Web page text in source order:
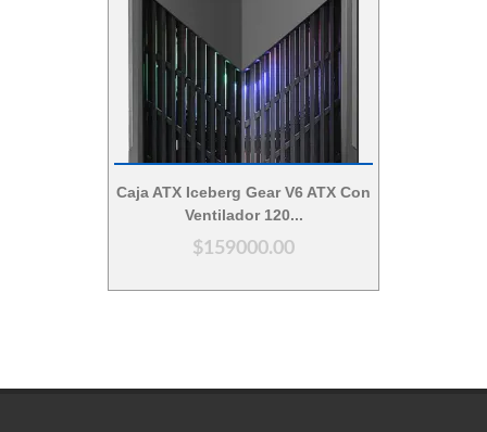
Vista Rápida
Caja ATX Iceberg Gear V6 ATX Con
Ventilador 120...
$159000.00